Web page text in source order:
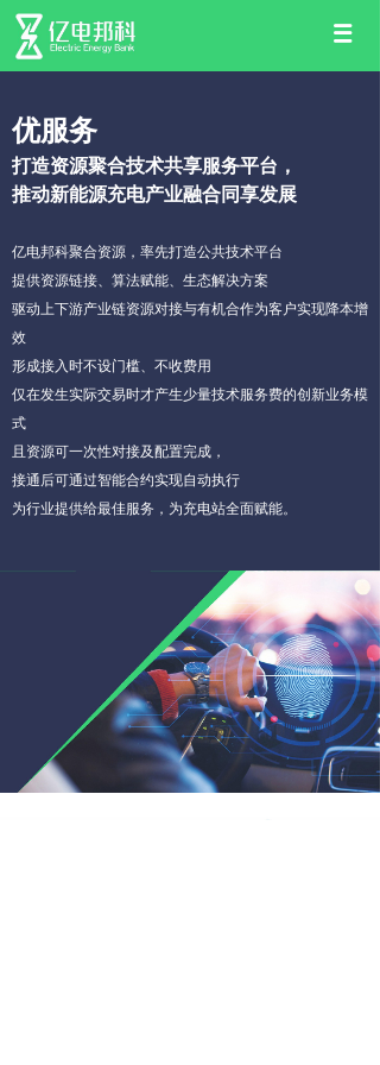
优服务
打造资源聚合技术共享服务平台，
推动新能源充电产业融合同享发展
亿电邦科聚合资源，率先打造公共技术平台
提供资源链接、算法赋能、生态解决方案
驱动上下游产业链资源对接与有机合作为客户实现降本增
效
形成接入时不设门槛、不收费用
仅在发生实际交易时才产生少量技术服务费的创新业务模
式
且资源可一次性对接及配置完成，
接通后可通过智能合约实现自动执行
为行业提供给最佳服务，为充电站全面赋能。